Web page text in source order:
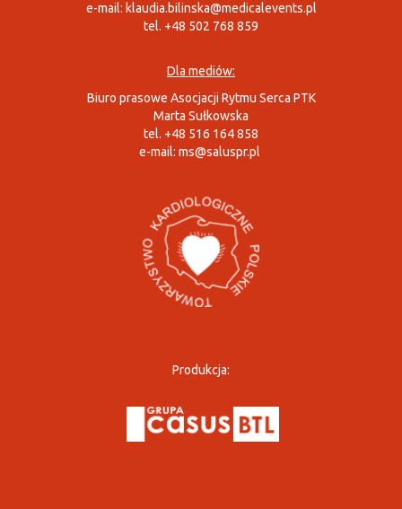
e-mail: klaudia.bilinska@medicalevents.pl
tel. +48 502 768 859
Dla mediów:
Biuro prasowe Asocjacji Rytmu Serca PTK
Marta Sułkowska
tel. +48 516 164 858
e-mail: ms@saluspr.pl
Produkcja: